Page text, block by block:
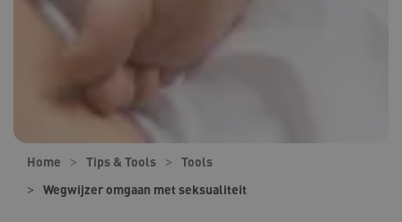
Home Tips & Tools
Tools
Wegwijzer omgaan met seksualiteit